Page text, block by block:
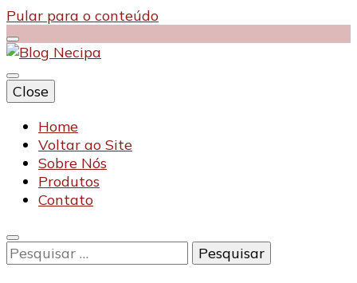
Pular para o conteúdo
Blog Necipa
Close
Home
Voltar ao Site
Sobre Nós
Produtos
Contato
Pesquisar
por: